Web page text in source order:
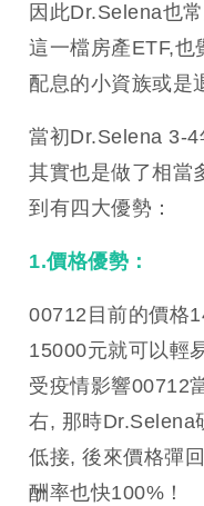
因此Dr.Selena也
這一檔房產ETF,也
配息的小資族或是
當初Dr.Selena 3-
其實也是做了相當
到有四大優勢：
1.價格優勢：
00712目前的價格
15000元就可以輕
受疫情影響00712
右, 那時Dr.Selena
低接, 後來價格彈
酬率也快100%！